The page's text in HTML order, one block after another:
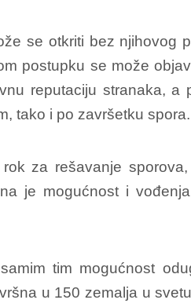
se otkriti bez njihovog
postupku se može
reputaciju stranaka, a
tako i po završetku spora.
za rešavanje
je mogućnost i
tim mogućnost
u 150 zemalja u